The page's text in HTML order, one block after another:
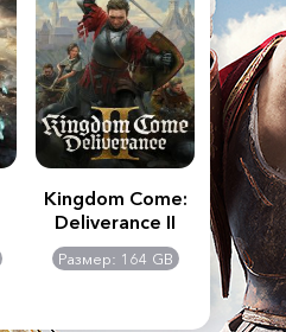
Kingdom Come:
Deliverance II
Размер: 164 GB
The